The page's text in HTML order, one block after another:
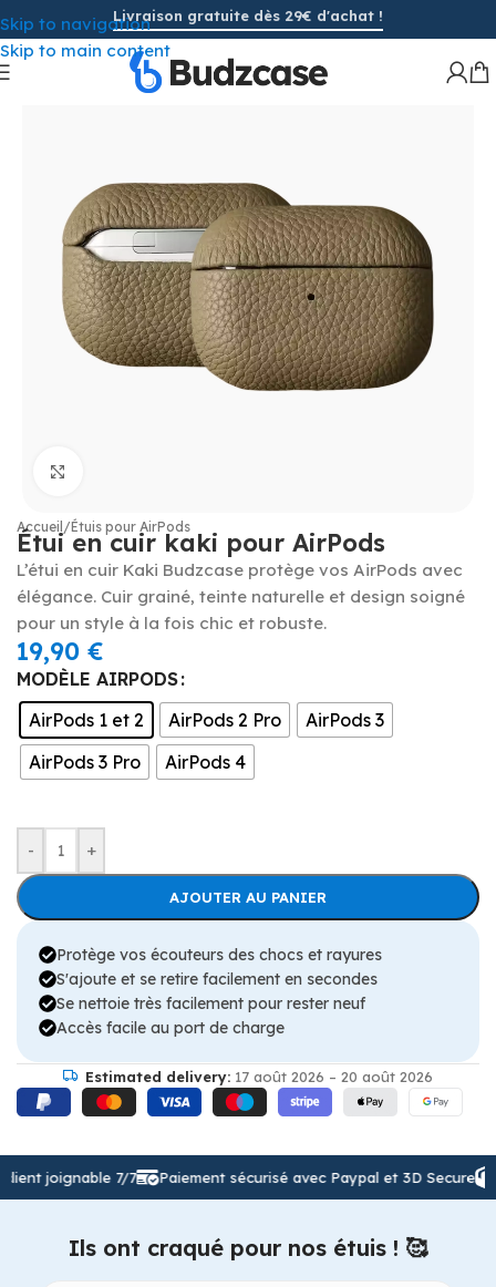
Skip to navigation
Skip to main content
Livraison gratuite dès 29€ d'achat !
Accueil /Étuis pour AirPods
Étui en cuir kaki pour AirPods
L’étui en cuir Kaki Budzcase protège vos AirPods avec
élégance. Cuir grainé, teinte naturelle et design soigné
pour un style à la fois chic et robuste.
19,90 €
MODÈLE AIRPODS
AirPods 1 et 2
AirPods 2 Pro
AirPods 3
AirPods 3 Pro
AirPods 4
- +
AJOUTER AU PANIER
Protège vos écouteurs des chocs et rayures
S'ajoute et se retire facilement en secondes
Se nettoie très facilement pour rester neuf
Accès facile au port de charge
Estimated delivery:17 août 2026 – 20 août 2026
joignable 7/7 Paiement sécurisé avec Paypal et 3D Secure
Ils ont craqué pour nos étuis ! 🥰